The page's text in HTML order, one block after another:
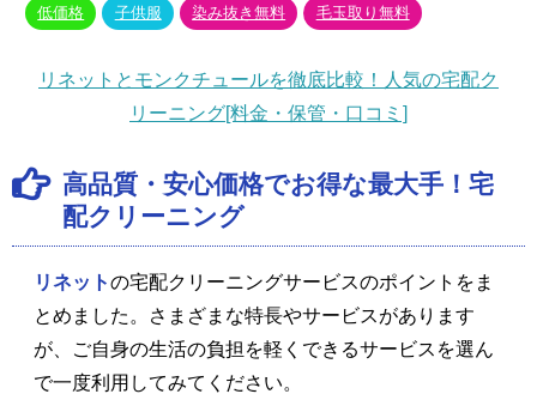
低価格 子供服 染み抜き無料 毛玉取り無料
リネットとモンクチュールを徹底比較！人気の宅配ク
リーニング[料金・保管・口コミ]
高品質・安心価格でお得な最大手！宅
配クリーニング
リネットの宅配クリーニングサービスのポイントをま
とめました。さまざまな特長やサービスがあります
が、ご自身の生活の負担を軽くできるサービスを選ん
で一度利用してみてください。